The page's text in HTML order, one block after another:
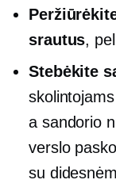
srautus,
Stebėkite
a sandorio
verslo
su